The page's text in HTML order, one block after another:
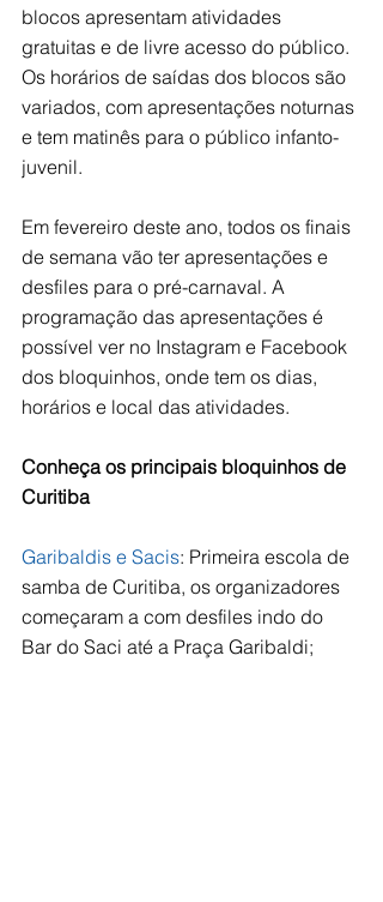
blocos apresentam atividades
gratuitas e de livre acesso do público.
Os horários de saídas dos blocos são
variados, com apresentações noturnas
e tem matinês para o público infanto-
juvenil.
Em fevereiro deste ano, todos os finais
de semana vão ter apresentações e
desfiles para o pré-carnaval. A
programação das apresentações é
possível ver no Instagram e Facebook
dos bloquinhos, onde tem os dias,
horários e local das atividades.
Conheça os principais bloquinhos de
Curitiba
Garibaldis e Sacis: Primeira escola de
samba de Curitiba, os organizadores
começaram a com desfiles indo do
Bar do Saci até a Praça Garibaldi;